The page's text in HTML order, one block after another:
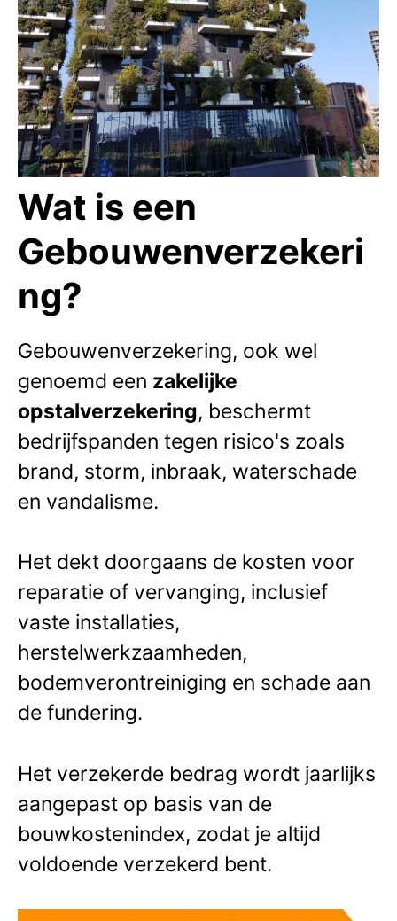
Wat is een
Gebouwenverzekeri
ng?
Gebouwenverzekering, ook wel
genoemd een zakelijke
opstalverzekering, beschermt
bedrijfspanden tegen risico's zoals
brand, storm, inbraak, waterschade
en vandalisme.
Het dekt doorgaans de kosten voor
reparatie of vervanging, inclusief
vaste installaties,
herstelwerkzaamheden,
bodemverontreiniging en schade aan
de fundering.
Het verzekerde bedrag wordt jaarlijks
aangepast op basis van de
bouwkostenindex, zodat je altijd
voldoende verzekerd bent.